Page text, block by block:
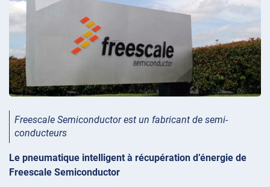
Freescale Semiconductor est un fabricant de semi-
conducteurs
Le pneumatique intelligent à récupération d’énergie de
Freescale Semiconductor